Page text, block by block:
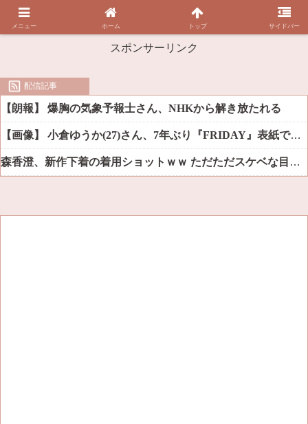
スポンサーリンク
配信記事
【朗報】 爆胸の気象予報士さん、NHKから解き放たれる
【画像】 小倉ゆうか(27)さん、7年ぶり『FRIDAY』表紙で神ボディ大解放
森香澄、新作下着の着用ショットｗｗ ただただスケベな目でしか見れんだろ！！
メニュー ホーム トップ サイドバー